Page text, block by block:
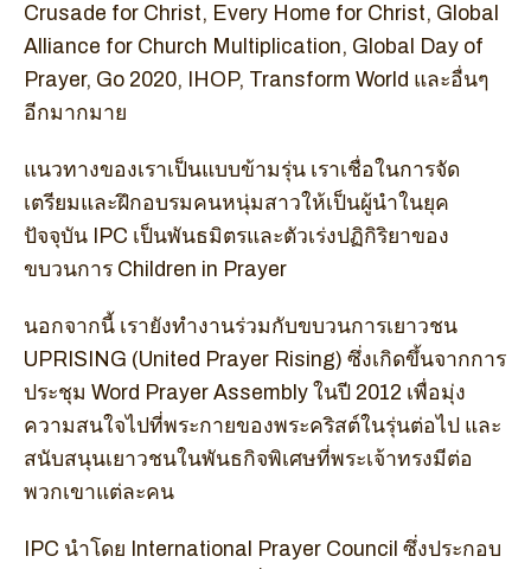
Crusade for Christ, Every Home for Christ, Global
Alliance for Church Multiplication, Global Day of
Prayer, Go 2020, IHOP, Transform World และอื่นๆ
อีกมากมาย
แนวทางของเราเป็นแบบข้ามรุ่น เราเชื่อในการจัด
เตรียมและฝึกอบรมคนหนุ่มสาวให้เป็นผู้นำในยุค
ปัจจุบัน IPC เป็นพันธมิตรและตัวเร่งปฏิกิริยาของ
ขบวนการ Children in Prayer
นอกจากนี้ เรายังทำงานร่วมกับขบวนการเยาวชน
UPRISING (United Prayer Rising) ซึ่งเกิดขึ้นจากการ
ประชุม Word Prayer Assembly ในปี 2012 เพื่อมุ่ง
ความสนใจไปที่พระกายของพระคริสต์ในรุ่นต่อไป และ
สนับสนุนเยาวชนในพันธกิจพิเศษที่พระเจ้าทรงมีต่อ
พวกเขาแต่ละคน
IPC นำโดย International Prayer Council ซึ่งประกอบ